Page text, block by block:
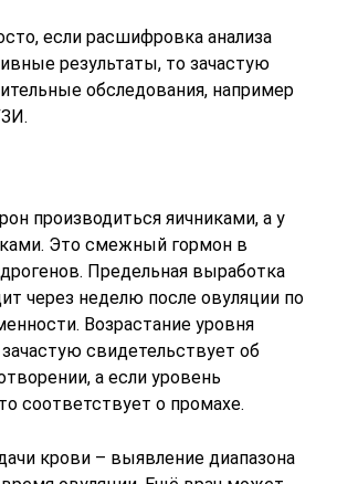
если расшифровка анализа
результаты, то зачастую
обследования, например
производиться яичниками, а у
Это смежный гормон в
Предельная выработка
через неделю после овуляции по
Возрастание уровня
свидетельствует об
а если уровень
соответствует о промахе.
крови – выявление диапазона